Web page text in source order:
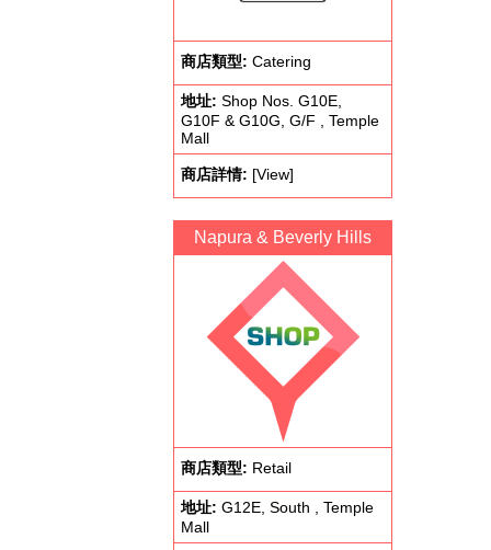
商店類型: Catering
地址: Shop Nos. G10E,
G10F & G10G, G/F , Temple
Mall
商店詳情: [View]
Napura & Beverly Hills
商店類型: Retail
地址: G12E, South , Temple
Mall